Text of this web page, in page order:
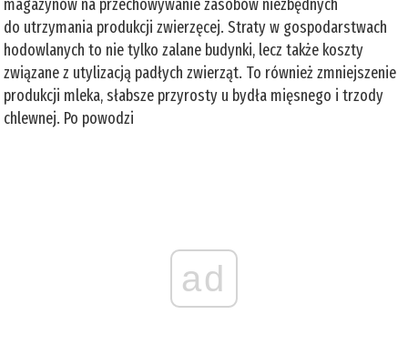
magazynów na przechowywanie zasobów niezbędnych
do utrzymania produkcji zwierzęcej. Straty w gospodarstwach
hodowlanych to nie tylko zalane budynki, lecz także koszty
związane z utylizacją padłych zwierząt. To również zmniejszenie
produkcji mleka, słabsze przyrosty u bydła mięsnego i trzody
chlewnej. Po powodzi
ad